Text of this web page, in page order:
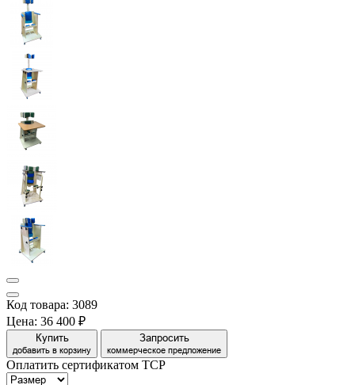
Код товара: 3089
Цена: 36 400 ₽
Купить
добавить в корзину
Запросить
коммерческое предложение
Оплатить сертификатом ТСР